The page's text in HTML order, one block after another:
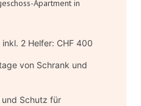
Apartment in
2 Helfer: CHF 400
von Schrank und
Schutz für